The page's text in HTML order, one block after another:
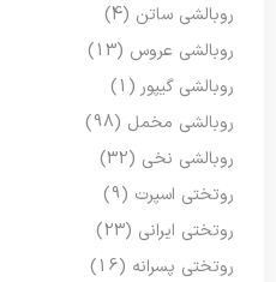
روبالشی ساتن (4)
روبالشی عروس (13)
روبالشی گیپور(1)
روبالشی مخمل (98)
روبالشی نخی (32)
روتختی اسپرت (9)
روتختی ایرانی (23)
روتختی پسرانه (16)